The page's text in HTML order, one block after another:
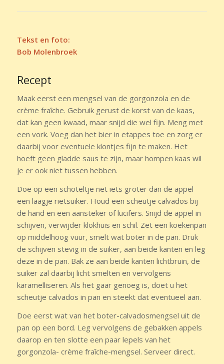
Tekst en foto:
Bob Molenbroek
Recept
Maak eerst een mengsel van de gorgonzola en de
crème fraîche. Gebruik gerust de korst van de kaas,
dat kan geen kwaad, maar snijd die wel fijn. Meng met
een vork. Voeg dan het bier in etappes toe en zorg er
daarbij voor eventuele klontjes fijn te maken. Het
hoeft geen gladde saus te zijn, maar hompen kaas wil
je er ook niet tussen hebben.
Doe op een schoteltje net iets groter dan de appel
een laagje rietsuiker. Houd een scheutje calvados bij
de hand en een aansteker of lucifers. Snijd de appel in
schijven, verwijder klokhuis en schil. Zet een koekenpan
op middelhoog vuur, smelt wat boter in de pan. Druk
de schijven stevig in de suiker, aan beide kanten en leg
deze in de pan. Bak ze aan beide kanten lichtbruin, de
suiker zal daarbij licht smelten en vervolgens
karamelliseren. Als het gaar genoeg is, doet u het
scheutje calvados in pan en steekt dat eventueel aan.
Doe eerst wat van het boter-calvadosmengsel uit de
pan op een bord. Leg vervolgens de gebakken appels
daarop en ten slotte een paar lepels van het
gorgonzola- crème fraîche-mengsel. Serveer direct.